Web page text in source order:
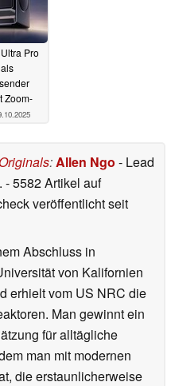
Pro
Zoom-
Originals:Allen Ngo - Lead
- 5582 Artikel auf
veröffentlichtseit
Abschluss in
von Kalifornien
erhielt vom US NRC die
Man gewinnt ein
für alltägliche
man mit modernen
die erstaunlicherweise